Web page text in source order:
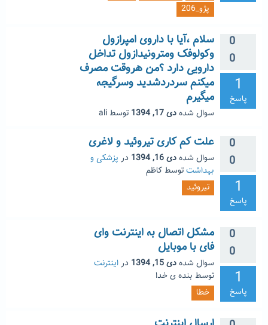
پژو_206
0
0
1
پاسخ
سلام ،آیا با داروی امپرازول
وکولوفک ومترونیدازول تداخل
دارویی دارد ؟من هروقت مصرف
میکنم سردردشدید وسرگیجه
میگیرم
سوال شدهدی 17, 1394 توسط ali
0
0
1
پاسخ
علت کم کاری تیروئید و لاغری
سوال شدهدی 16, 1394 در پزشکی و
بهداشتتوسط کاظم
تیروئید
0
0
1
پاسخ
مشکل اتصال به اینترنت وای
فای با موبایل
سوال شدهدی 15, 1394 دراینترنت
توسط بنده ی خدا
خطا